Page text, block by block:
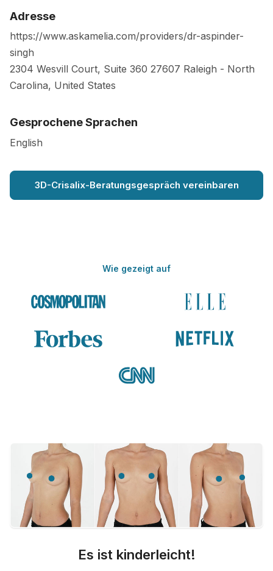
Adresse
https://www.askamelia.com/providers/dr-aspinder-
singh
2304 Wesvill Court, Suite 360 27607 Raleigh - North
Carolina, United States
Gesprochene Sprachen
English
3D-Crisalix-Beratungsgespräch vereinbaren
Wie gezeigt auf
Es ist kinderleicht!